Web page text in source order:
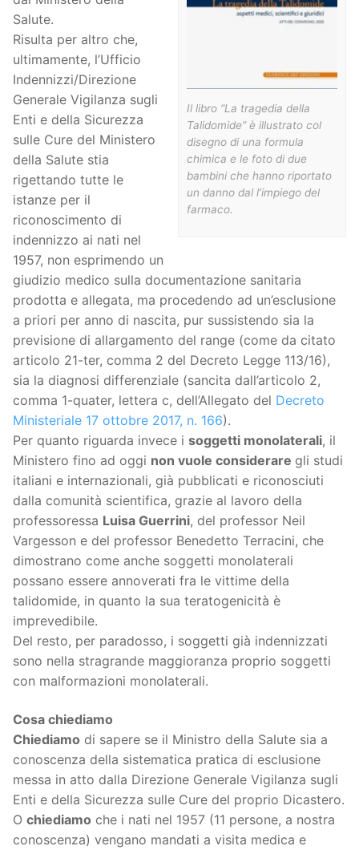
Il libro “La tragedia della
Talidomide” è illustrato col
disegno di una formula
chimica e le foto di due
bambini che hanno riportato
un danno dal l’impiego del
farmaco.
Salute.
Risulta per altro che,
ultimamente, l’Ufficio
Indennizzi/Direzione
Generale Vigilanza sugli
Enti e della Sicurezza
sulle Cure del Ministero
della Salute stia
rigettando tutte le
istanze per il
riconoscimento di
indennizzo ai nati nel
1957, non esprimendo un
giudizio medico sulla documentazione sanitaria
prodotta e allegata, ma procedendo ad un’esclusione
a priori per anno di nascita, pur sussistendo sia la
previsione di allargamento del range (come da citato
articolo 21-ter, comma 2 del Decreto Legge 113/16),
sia la diagnosi differenziale (sancita dall’articolo 2,
comma 1-quater, lettera c, dell’Allegato del Decreto
Ministeriale 17 ottobre 2017, n. 166).
Per quanto riguarda invece i soggetti monolaterali, il
Ministero fino ad oggi non vuole considerare gli studi
italiani e internazionali, già pubblicati e riconosciuti
dalla comunità scientifica, grazie al lavoro della
professoressa Luisa Guerrini, del professor Neil
Vargesson e del professor Benedetto Terracini, che
dimostrano come anche soggetti monolaterali
possano essere annoverati fra le vittime della
talidomide, in quanto la sua teratogenicità è
imprevedibile.
Del resto, per paradosso, i soggetti già indennizzati
sono nella stragrande maggioranza proprio soggetti
con malformazioni monolaterali.
Cosa chiediamo
Chiediamo di sapere se il Ministro della Salute sia a
conoscenza della sistematica pratica di esclusione
messa in atto dalla Direzione Generale Vigilanza sugli
Enti e della Sicurezza sulle Cure del proprio Dicastero.
O chiediamo che i nati nel 1957 (11 persone, a nostra
conoscenza) vengano mandati a visita medica e